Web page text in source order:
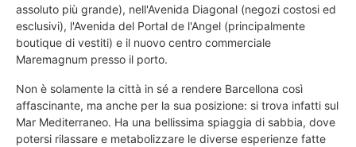
assoluto più grande), nell'Avenida Diagonal (negozi costosi ed
esclusivi), l'Avenida del Portal de l'Angel (principalmente
boutique di vestiti) e il nuovo centro commerciale
Maremagnum presso il porto.
Non è solamente la città in sé a rendere Barcellona così
affascinante, ma anche per la sua posizione: si trova infatti sul
Mar Mediterraneo. Ha una bellissima spiaggia di sabbia, dove
potersi rilassare e metabolizzare le diverse esperienze fatte